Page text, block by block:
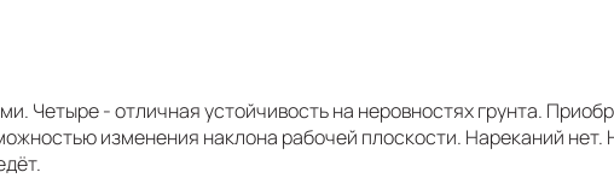
Четыре - отличная устойчивость на неровностях грунта.
изменения наклона рабочей плоскости. Нареканий